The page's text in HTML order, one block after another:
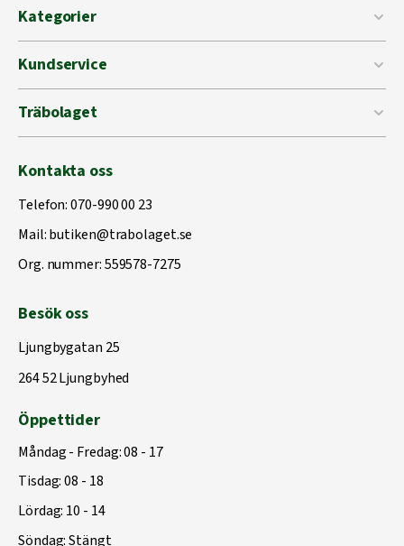
Kategorier
Kundservice
Träbolaget
Kontakta oss
Telefon:070-990 00 23
Mail:butiken@trabolaget.se
Org. nummer: 559578-7275
Besök oss
Ljungbygatan 25
264 52 Ljungbyhed
Öppettider
Måndag - Fredag: 08 - 17
Tisdag: 08 - 18
Lördag: 10 - 14
Söndag: Stängt